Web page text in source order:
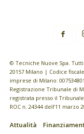
© Tecniche Nuove Spa.
20157 Milano | Codice
imprese di Milano:
Registrazione Tribunale di
registrata presso il
ROC n. 24344 dell’11 marzo
Attualità